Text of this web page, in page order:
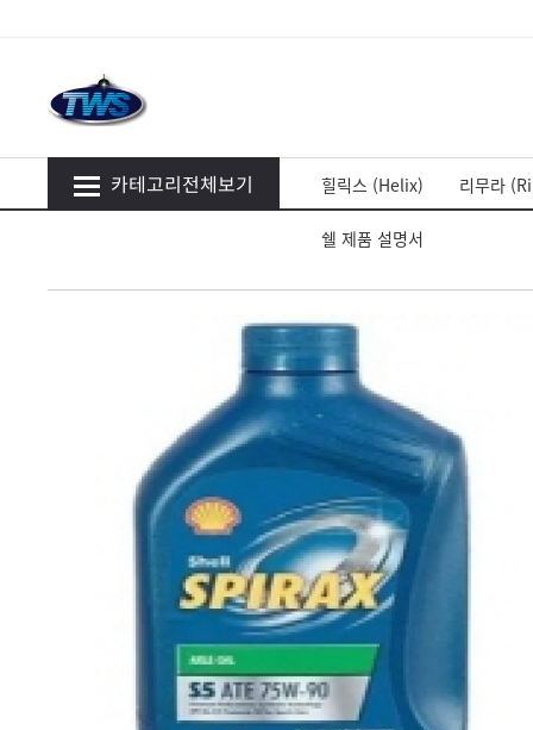
카테고리전체보기 힐릭스 (Helix) 리무라
쉘 제품 설명서